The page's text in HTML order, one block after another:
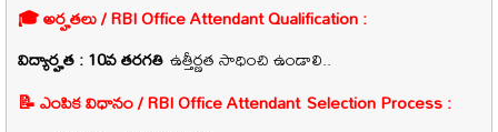
🎓 అర్హతలు /RBI Office AttendantQualification :
విద్యార్హత : 10వ తరగతి ఉత్తీర్ణత సాధించి ఉండాలి..
📝 ఎంపిక విధానం /RBI Office Attendant Selection Process :